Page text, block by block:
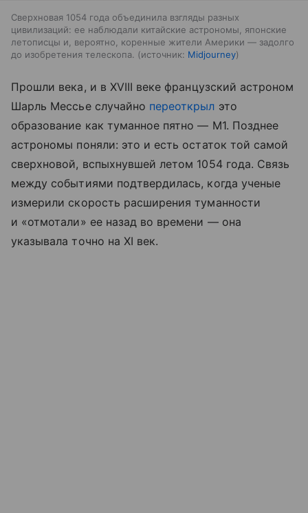
Сверхновая 1054 года объединила взгляды разных
цивилизаций: ее наблюдали китайские астрономы, японские
летописцы и, вероятно, коренные жители Америки — задолго
до изобретения телескопа.
источник: Midjourney
Прошли века, и в XVIII веке французский астроном
Шарль Мессье случайно переоткрыл это
образование как туманное пятно — M1. Позднее
астрономы поняли: это и есть остаток той самой
сверхновой, вспыхнувшей летом 1054 года. Связь
между событиями подтвердилась, когда ученые
измерили скорость расширения туманности
и «отмотали» ее назад во времени — она
указывала точно на XI век.